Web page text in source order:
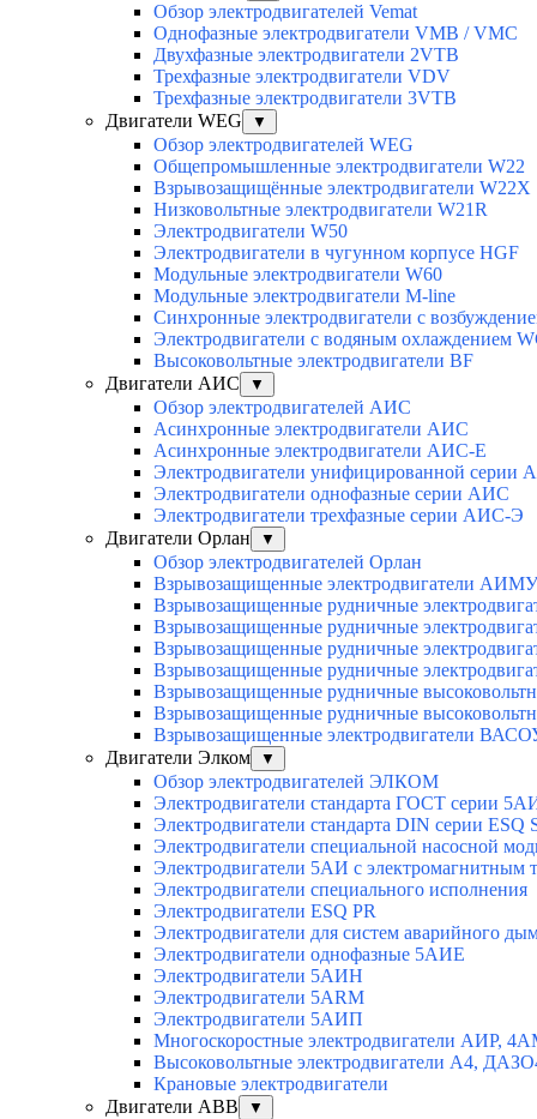
Обзор электродвигателей Vemat
Однофазные электродвигатели VMB / VMC
Двухфазные электродвигатели 2VTB
Трехфазные электродвигатели VDV
Трехфазные электродвигатели 3VTB
Двигатели WEG
▼
Обзор электродвигателей WEG
Общепромышленные электродвигатели W22
Взрывозащищённые электродвигатели W22X
Низковольтные электродвигатели W21R
Электродвигатели W50
Электродвигатели в чугунном корпусе HGF
Модульные электродвигатели W60
Модульные электродвигатели M-line
Синхронные электродвигатели с
Электродвигатели с водяным охлаждением
Высоковольтные электродвигатели BF
Двигатели АИС
▼
Обзор электродвигателей АИС
Асинхронные электродвигатели АИС
Асинхронные электродвигатели АИС-Е
Электродвигатели унифицированной серии
Электродвигатели однофазные серии АИС
Электродвигатели трехфазные серии АИС-Э
Двигатели Орлан
▼
Обзор электродвигателей Орлан
Взрывозащищенные электродвигатели
Взрывозащищенные рудничные
Взрывозащищенные рудничные
Взрывозащищенные рудничные
Взрывозащищенные рудничные
Взрывозащищенные рудничные
Взрывозащищенные рудничные
Взрывозащищенные электродвигатели
Двигатели Элком
▼
Обзор электродвигателей ЭЛКОМ
Электродвигатели стандарта ГОСТ серии
Электродвигатели стандарта DIN серии ESQ
Электродвигатели специальной насосной
Электродвигатели 5АИ с электромагнитным
Электродвигатели специального исполнения
Электродвигатели ESQ PR
Электродвигатели для систем аварийного
Электродвигатели однофазные 5АИЕ
Электродвигатели 5АИН
Электродвигатели 5АRМ
Электродвигатели 5АИП
Многоскоростные электродвигатели АИР,
Высоковольтные электродвигатели А4,
Крановые электродвигатели
Двигатели ABB
▼